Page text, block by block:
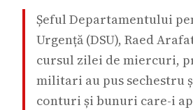
Șeful Departamentului
Urgență (DSU), Raed
cursul zilei de miercuri,
militari au pus sechestru
conturi și bunuri care-i